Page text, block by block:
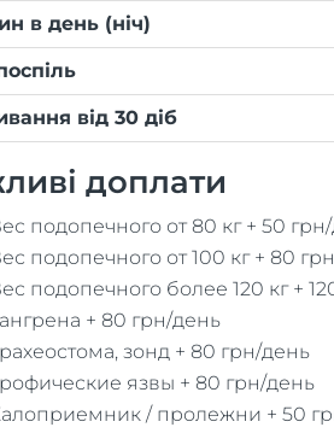
в день (ніч)
від 30 діб
доплати
подопечного от 80 кг + 50
подопечного от 100 кг + 80
подопечного более 120 кг +
+ 80 грн/день
зонд + 80 грн/день
язвы + 80 грн/день
/ пролежни + 50